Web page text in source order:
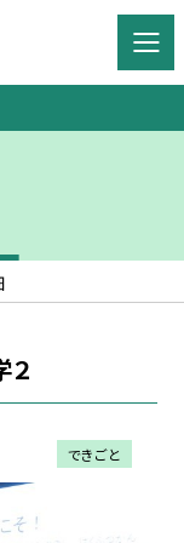
２
できごと